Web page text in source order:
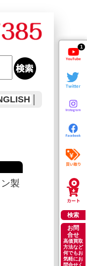
1
検索
お問
合せ
高価買取
方法など
何でもお
気軽にお
問合せく
製